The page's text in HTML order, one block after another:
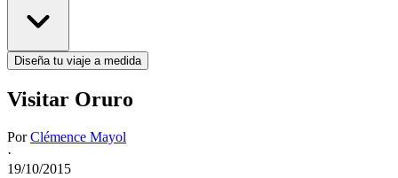
Diseña tu viaje a medida
Visitar Oruro
PorClémence Mayol
·
19/10/2015